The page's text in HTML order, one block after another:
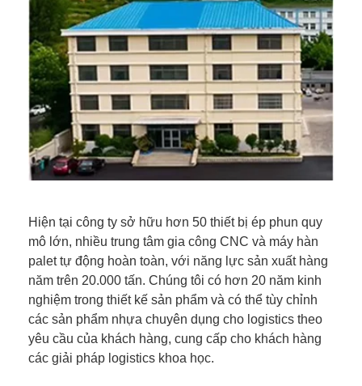
Hiện tại công ty sở hữu hơn 50 thiết bị ép phun quy
mô lớn, nhiều trung tâm gia công CNC và máy hàn
palet tự động hoàn toàn, với năng lực sản xuất hàng
năm trên 20.000 tấn. Chúng tôi có hơn 20 năm kinh
nghiệm trong thiết kế sản phẩm và có thể tùy chỉnh
các sản phẩm nhựa chuyên dụng cho logistics theo
yêu cầu của khách hàng, cung cấp cho khách hàng
các giải pháp logistics khoa học.